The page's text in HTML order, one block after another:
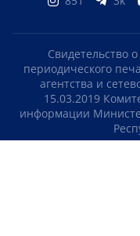
Свидетельство
периодического
агентства и
15.03.2019
информации